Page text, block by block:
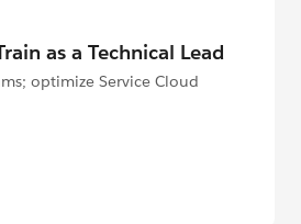
as a Technical Lead
optimize Service Cloud